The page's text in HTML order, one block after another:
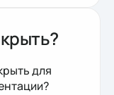
для